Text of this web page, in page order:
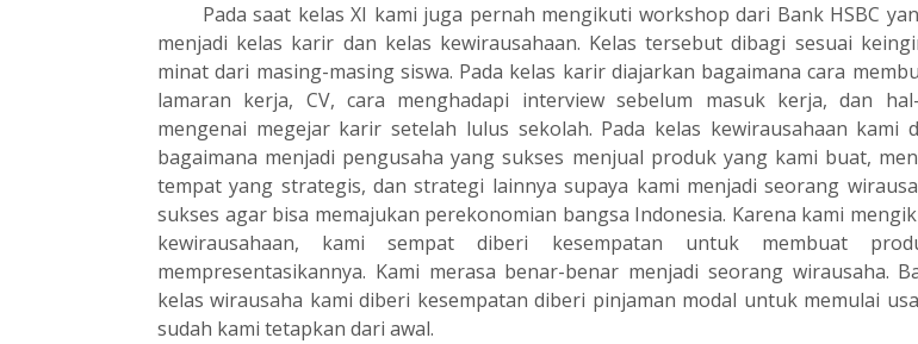
Pada saat kelas XI kami juga pernah mengikuti workshop dari Bank HSBC
menjadi kelas karir dan kelas kewirausahaan. Kelas tersebut dibagi sesuai
minat dari masing-masing siswa. Pada kelas karir diajarkan bagaimana cara
lamaran kerja, CV, cara menghadapi interview sebelum masuk kerja, dan
mengenai megejar karir setelah lulus sekolah. Pada kelas kewirausahaan kami
bagaimana menjadi pengusaha yang sukses menjual produk yang kami buat,
tempat yang strategis, dan strategi lainnya supaya kami menjadi seorang
sukses agar bisa memajukan perekonomian bangsa Indonesia. Karena kami
kewirausahaan, kami sempat diberi kesempatan untuk membuat
mempresentasikannya. Kami merasa benar-benar menjadi seorang wirausaha.
kelas wirausaha kami diberi kesempatan diberi pinjaman modal untuk memulai
sudah kami tetapkan dari awal.